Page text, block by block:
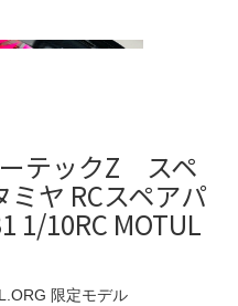
テックZ スペ
ヤ RCスペアパ
1/10RC MOTUL
限定モデル